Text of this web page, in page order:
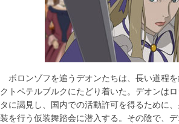
ボロンゾフを追うデオンたちは、長い道程
クトペテルブルクにたどり着いた。デオンは
タに謁見し、国内での活動許可を得るために
装を行う仮装舞踏会に潜入する。その陰で、